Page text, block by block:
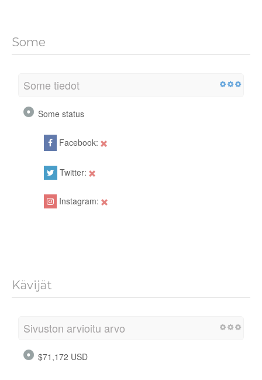
Some
Some tiedot
Some status
Facebook:
Twitter:
Instagram:
Kävijät
Sivuston arvioitu arvo
$71,172 USD